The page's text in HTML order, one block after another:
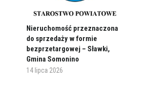
Nieruchomość przeznaczona
do sprzedaży w formie
bezprzetargowej – Sławki,
Gmina Somonino
14 lipca 2026